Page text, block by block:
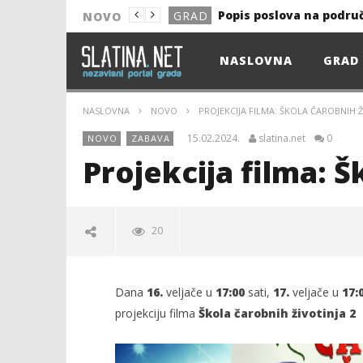
NOVO GRAD
Popis poslova na
NOVO
NOVO
NOVO
NOVO
KULTURA
GRAD
Popis poslova na
NASLOVNA GRAD
NASLOVNA NOVO PROJEKCIJA FILMA: ŠKOLA ČAROBNIH
NOVO ZABAVA 15.02.2024. slatina.net 0
Projekcija filma:
20
Dana 16.veljače u 17:00 sati, 17.veljače u
projekciju filma Škola čarobnih životinja 2